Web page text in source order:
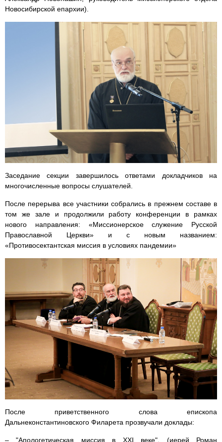
Новосибирской епархии).
Заседание секции завершилось ответами докладчиков на
многочисленные вопросы слушателей.
После перерыва все участники собрались в прежнем составе в
том же зале и продолжили работу конференции в рамках
нового направления: «Миссионерское служение Русской
Православной Церкви» и с новым названием:
«Противосектантская миссия в условиях пандемии»
После приветственного слова епископа
Дальнеконстантиновского Филарета прозвучали доклады:
– "Апологетическая миссия в XXI веке". (иерей Роман